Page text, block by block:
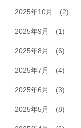
2025年10月 (2)
2025年9月 (1)
2025年8月 (6)
2025年7月 (4)
2025年6月 (3)
2025年5月 (8)